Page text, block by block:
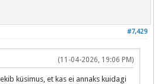
#7,429
(11-04-2026, 19:06 PM)
küsimus, et kas ei annaks kuidagi